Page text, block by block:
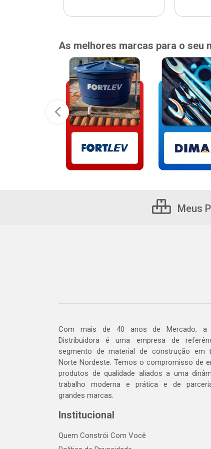
As melhores marcas para o seu
Meus
Com mais de 40 anos de Mercado, a
Distribuidora é uma empresa de
segmento de material de construção em
Norte Nordeste. Temos o compromisso de
produtos de qualidade aliados a uma
trabalho moderna e prática e de
grandes marcas.
Institucional
Quem Constrói Com Você